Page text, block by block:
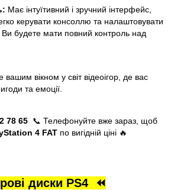
Має інтуїтивний і зручний інтерфейс,
керувати консоллю та налаштовувати
Ви будете мати повний контроль над
вікном у світ відеоігор, де вас
та емоції.
78 65 📞 Телефонуйте вже зараз, щоб
4 FAT по вигідній ціні 🔥
диски PS4 ⏪